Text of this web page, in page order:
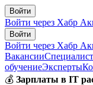
Войти
Войти через Хабр
Войти
Войти через Хабр
Вакансии
обучениеЭксперты
💰 Зарплаты в IT